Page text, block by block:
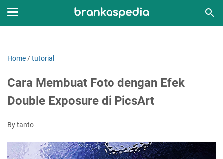
Home /tutorial
Cara Membuat Foto dengan Efek
Double Exposure di PicsArt
By tanto